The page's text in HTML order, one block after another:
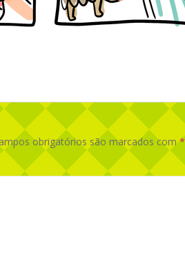
obrigatórios são marcados com*